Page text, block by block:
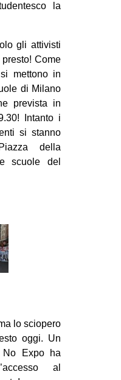
la
gli attivisti
Come
mettono in
di Milano
prevista in
Intanto i
si stanno
della
scuole del
lo sciopero
oggi. Un
No Expo ha
al